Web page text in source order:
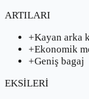
ARTILARI
+Kayan arka
+Ekonomik
+Geniş bagaj
EKSİLERİ